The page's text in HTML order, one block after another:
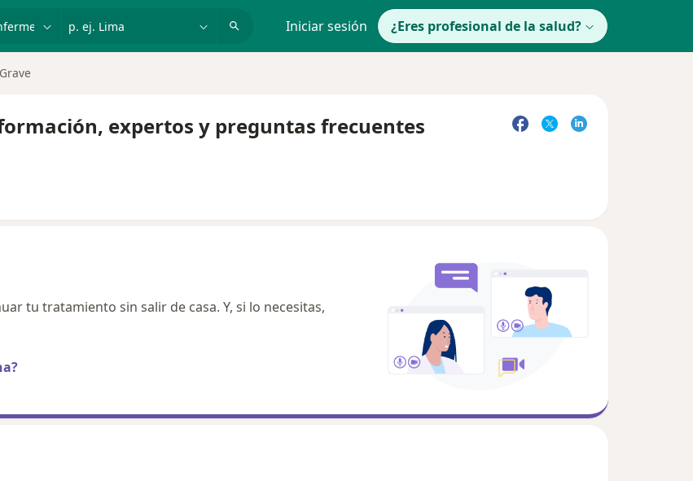
Iniciar sesión ¿Eres profesional de la salud?
expertos y preguntas frecuentes
tu tratamiento sin salir de casa. Y, si lo necesitas,